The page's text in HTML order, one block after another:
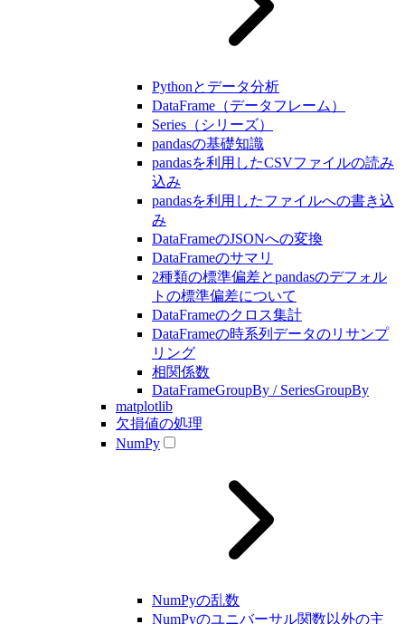
Pythonとデータ分析
DataFrame（データフレーム）
Series（シリーズ）
pandasの基礎知識
pandasを利用したCSVファイルの読み
込み
pandasを利用したファイルへの書き込
み
DataFrameのJSONへの変換
DataFrameのサマリ
2種類の標準偏差とpandasのデフォル
トの標準偏差について
DataFrameのクロス集計
DataFrameの時系列データのリサンプ
リング
相関係数
DataFrameGroupBy / SeriesGroupBy
matplotlib
欠損値の処理
NumPy
NumPyの乱数
NumPyのユニバーサル関数以外の主